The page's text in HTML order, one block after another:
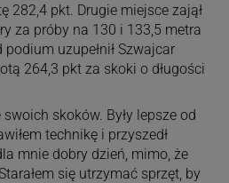
282,4 pkt. Drugie miejsce zajął
za próby na 130 i 133,5 metra
podium uzupełnił Szwajcar
264,3 pkt za skoki o długości
skoków. Były lepsze od
technikę i przyszedł
mnie dobry dzień, mimo, że
się utrzymać sprzęt, by